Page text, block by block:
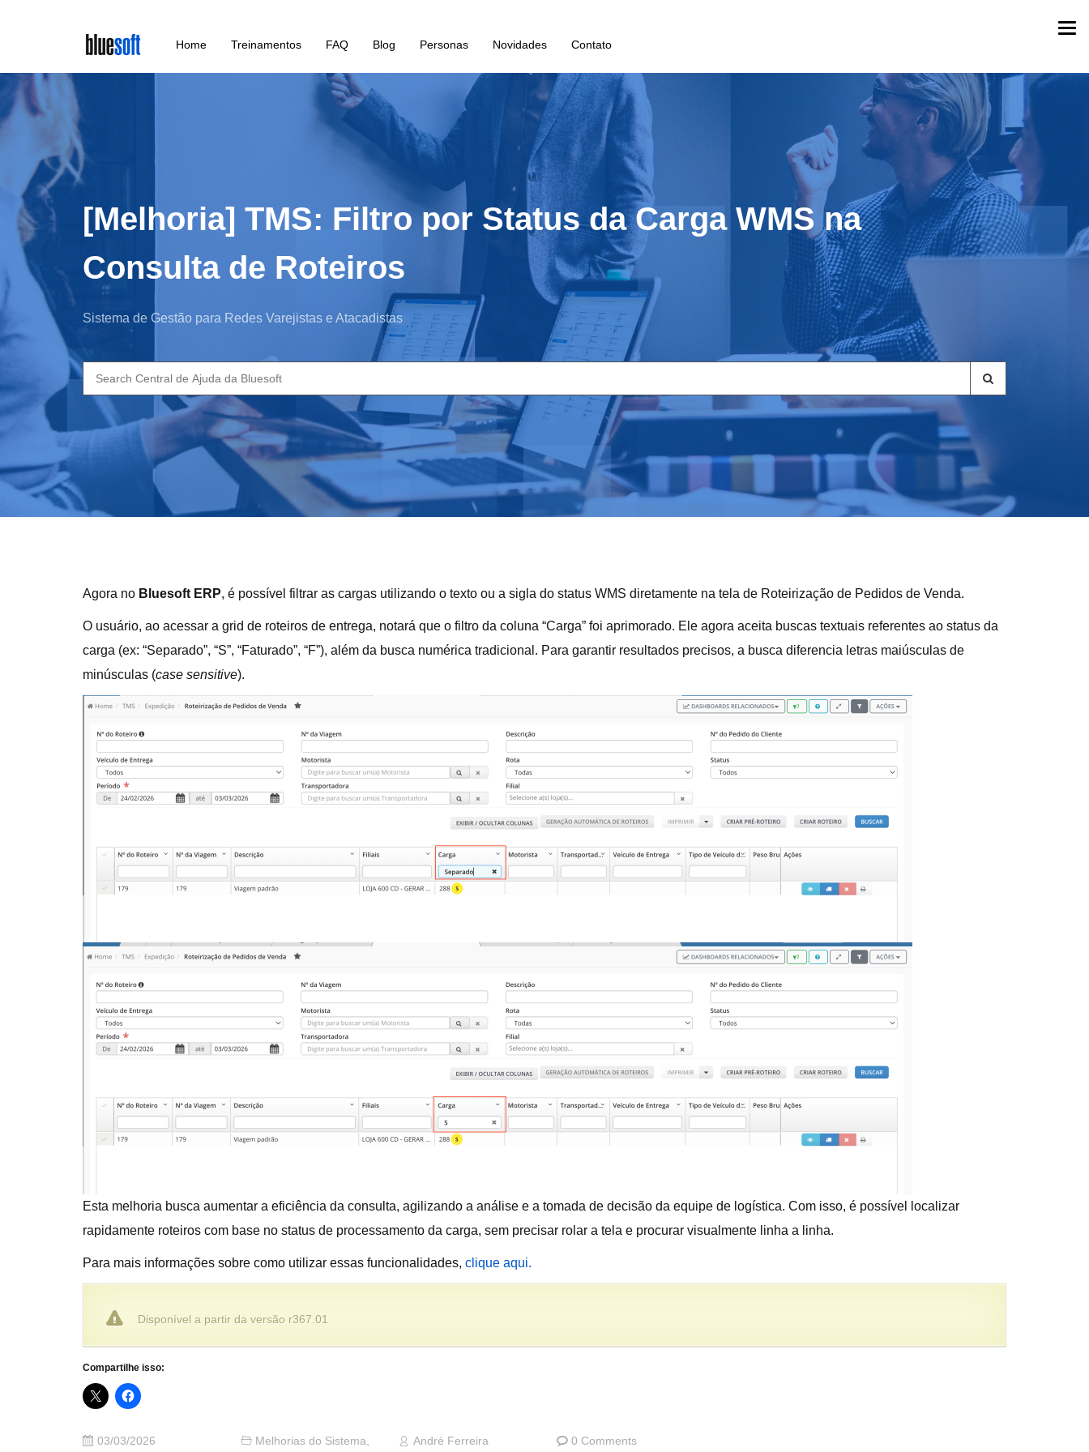
main
content
Home Treinamentos FAQ Blog Personas Novidades Contato
[Melhoria] TMS: Filtro por Status da Carga WMS na
Consulta de Roteiros
Sistema de Gestão para Redes Varejistas e Atacadistas
Search
for:
Agora no Bluesoft ERP, é possível filtrar as cargas utilizando o texto ou a sigla do status WMS diretamente na tela de Roteirização de Pedidos de Venda.
O usuário, ao acessar a grid de roteiros de entrega, notará que o filtro da coluna “Carga” foi aprimorado. Ele agora aceita buscas textuais referentes ao status da
carga (ex: “Separado”, “S”, “Faturado”, “F”), além da busca numérica tradicional. Para garantir resultados precisos, a busca diferencia letras maiúsculas de
minúsculas (case sensitive).
Esta melhoria busca aumentar a eficiência da consulta, agilizando a análise e a tomada de decisão da equipe de logística. Com isso, é possível localizar
rapidamente roteiros com base no status de processamento da carga, sem precisar rolar a tela e procurar visualmente linha a linha.
Para mais informações sobre como utilizar essas funcionalidades, clique aqui.
Disponível a partir da versão r367.01
Compartilhe isso:
03/03/2026 Melhorias do Sistema,
André Ferreira 0 Comments